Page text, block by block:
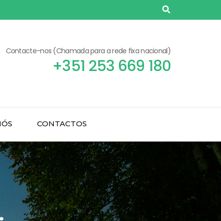
Contacte-nos (Chamada para a rede fixa nacional)
+351 253 669 180
CONTACTOS